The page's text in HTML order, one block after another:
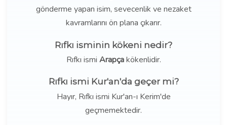
gönderme yapan isim, sevecenlik ve nezaket
kavramlarını ön plana çıkarır.
Rıfkı isminin kökeni nedir?
Rıfkı ismi Arapçakökenlidir.
Rıfkı ismi Kur'an'da geçer mi?
Hayır, Rıfkı ismi Kur'an-ı Kerim'de
geçmemektedir.